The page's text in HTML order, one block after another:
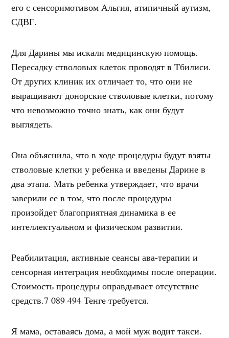
его с сенсоримотивом Альгия, атипичный аутизм,
СДВГ.
Для Дарины мы искали медицинскую помощь.
Пересадку стволовых клеток проводят в Тбилиси.
От других клиник их отличает то, что они не
выращивают донорские стволовые клетки, потому
что невозможно точно знать, как они будут
выглядеть.
Она объяснила, что в ходе процедуры будут взяты
стволовые клетки у ребенка и введены Дарине в
два этапа. Мать ребенка утверждает, что врачи
заверили ее в том, что после процедуры
произойдет благоприятная динамика в ее
интеллектуальном и физическом развитии.
Реабилитация, активные сеансы ава-терапии и
сенсорная интеграция необходимы после операции.
Стоимость процедуры оправдывает отсутствие
средств.7 089 494 Тенге требуется.
Я мама, оставаясь дома, а мой муж водит такси.